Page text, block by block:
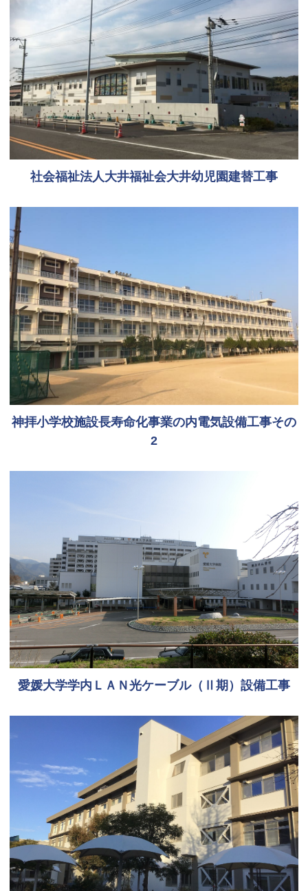
社会福祉法人大井福祉会大井幼児園建替工事
神拝小学校施設長寿命化事業の内電気設備工事その
2
愛媛大学学内ＬＡＮ光ケーブル（Ⅱ期）設備工事